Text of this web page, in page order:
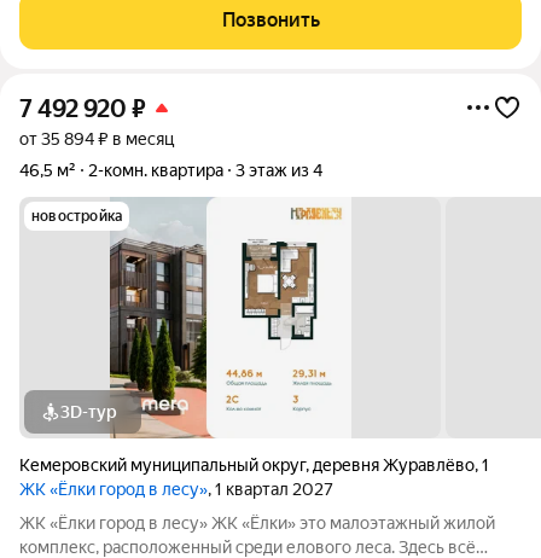
вдохновляющую атмосферу. Закрытая охраняемая территория
с зелёными дворами без машин,
Позвонить
7 492 920 ₽
от 35 894 ₽ в месяц
46,5 м²
2-комн. квартира 3 этаж из 4
новостройка
3D-тур
Кемеровский муниципальный округ, деревня Журавлёво,1
ЖК «Ёлки город в лесу», 1 квартал 2027
ЖК «Ёлки город в лесу» ЖК «Ёлки» это малоэтажный жилой
комплекс, расположенный среди елового леса. Здесь всё